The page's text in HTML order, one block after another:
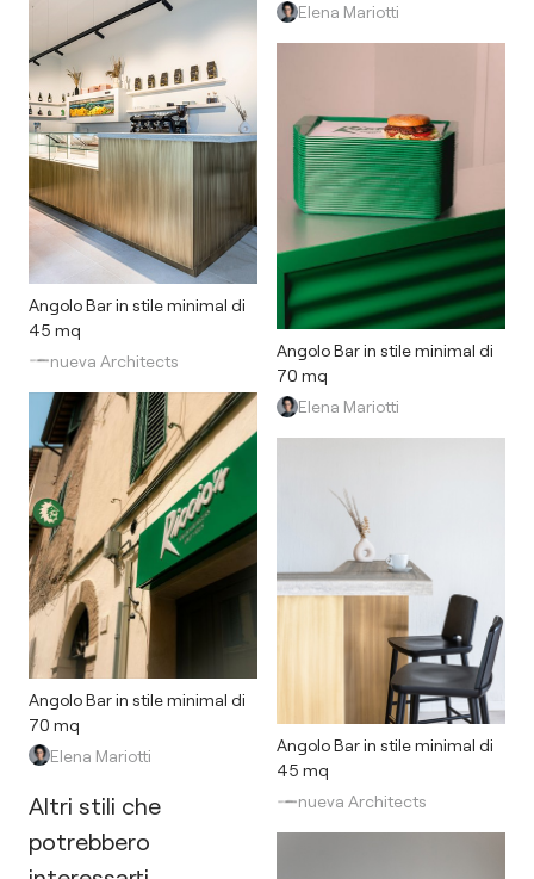
Angolo Bar in stile minimal di
45 mq
nueva Architects
Angolo Bar in stile minimal di
70 mq
Elena Mariotti
Altri stili che
potrebbero
Elena Mariotti
Angolo Bar in stile minimal di
70 mq
Elena Mariotti
Angolo Bar in stile minimal di
45 mq
nueva Architects